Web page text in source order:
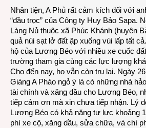
Nhân tiện, A Phủ rất cảm kích đối với
“đầu trọc” của Công ty Huy Bảo Sapa.
Làng Nủ thuộc xã Phúc Khánh (huyên
quả núi sạt lở đất ập xuống vùi lấp tất
hộ của Lương Béo với nhiều xe cuốc
trường tham gia cùng các lực lượng
Cho đến nay, họ vẫn còn trụ lại. Ngày
Giàng A Pháo ngỏ ý là có những nhà
tài chính và xăng dầu cho Lương Béo,
tiếp cảm ơn mà xin chưa tiếp nhận. Lý
Lương Béo có khả năng tự lực khoảng
phí xe cộ, xăng dầu, sửa chữa, và chí